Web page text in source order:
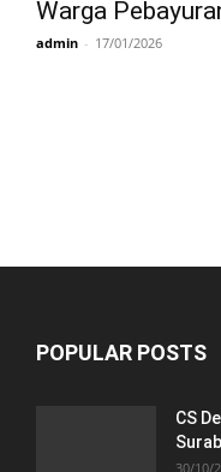
Warga
admin - 17/01/2026
POPULAR POSTS
CS
30/10/